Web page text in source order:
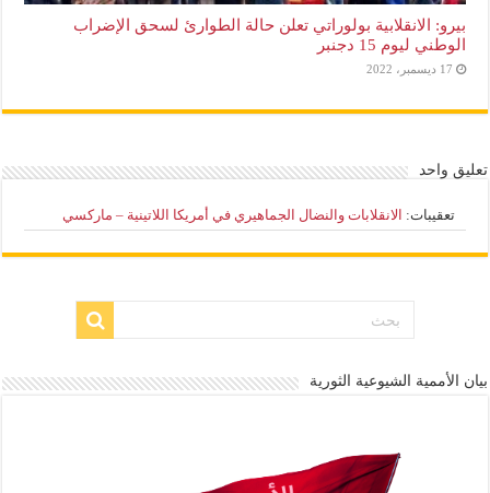
بيرو: الانقلابية بولوراتي تعلن حالة الطوارئ لسحق الإضراب
الوطني ليوم 15 دجنبر
17 ديسمبر، 2022
تعليق واحد
تعقيبات: الانقلابات والنضال الجماهيري في أمريكا اللاتينية – ماركسي
بيان الأممية الشيوعية الثورية